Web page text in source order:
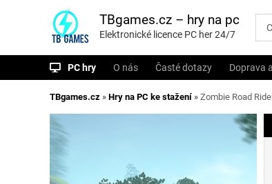
i
TBgames.cz – hry na pc
Elektronické licence PC her 24/7
PC hry O nás Časté dotazy Doprava
TBgames.cz » Hry na PC ke stažení » Zombie Road